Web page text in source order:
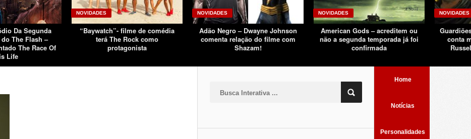
Da Segunda
The Flash –
The Race Of
Life
NOVIDADES
“Baywatch”- filme de comédia
terá The Rock como
protagonista
NOVIDADES
Adão Negro – Dwayne Johnson
comenta relação do filme com
Shazam!
NOVIDADES
American Gods – acreditem ou
não a segunda temporada já foi
confirmada
NOVIDADES
conta
Home
Notícias
Personalidades